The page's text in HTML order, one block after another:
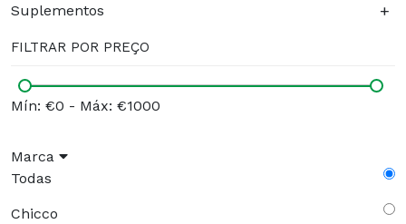
Suplementos +
FILTRAR POR PREÇO
Mín: €0 - Máx: €1000
Marca
Todas
Chicco